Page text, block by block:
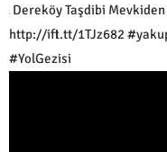
Dereköy Taşdibi
http://ift.tt/1TJz682
#YolGezisi